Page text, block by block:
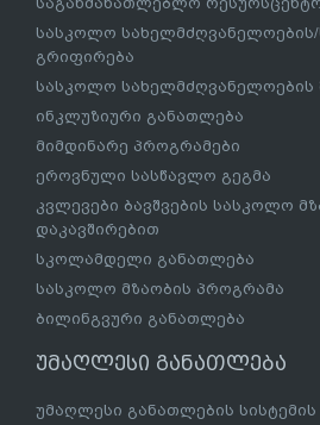
სასკოლო სახელმძღვანელოების/
გრიფირება
სასკოლო სახელმძღვანელოების
ინკლუზიური განათლება
მიმდინარე პროგრამები
ეროვნული სასწავლო გეგმა
კვლევები ბავშვების სასკოლო
დაკავშირებით
სკოლამდელი განათლება
სასკოლო მზაობის პროგრამა
ბილინგვური განათლება
უმაღლესი განათლება
უმაღლესი განათლების